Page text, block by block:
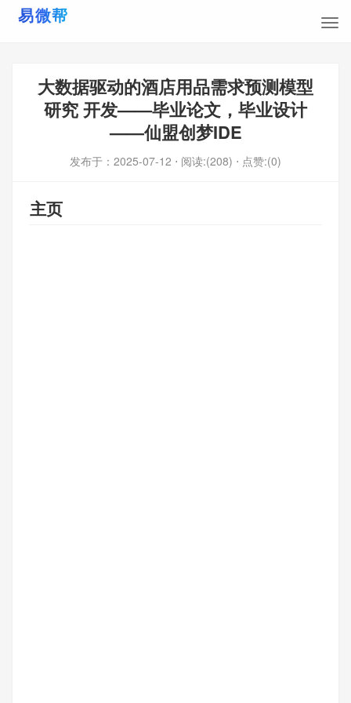
大数据驱动的酒店用品需求预测模型
研究 开发——毕业论文，毕业设计
——仙盟创梦IDE
发布于： 2025-07-12 ⋅ 阅读:(208) ⋅ 点赞:(0)
主页